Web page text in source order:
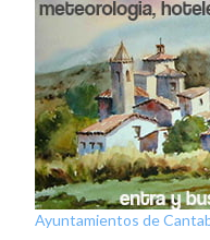
Ayuntamientos de